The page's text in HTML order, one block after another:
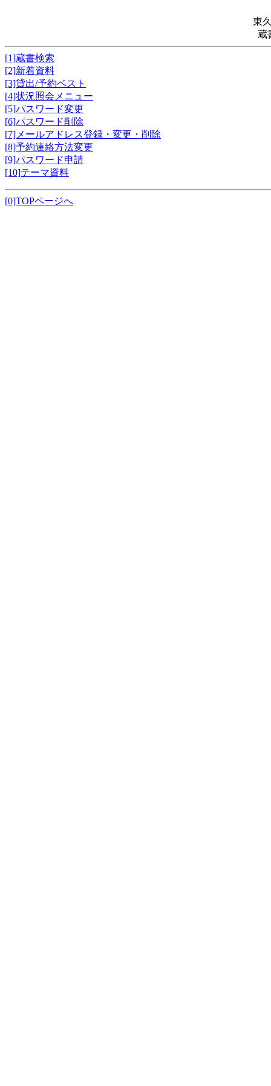
東
蔵
[1]蔵書検索
[2]新着資料
[3]貸出/予約ベスト
[4]状況照会メニュー
[5]パスワード変更
[6]パスワード削除
[7]メールアドレス登録・変更・削除
[8]予約連絡方法変更
[9]パスワード申請
[10]テーマ資料
[0]TOPページへ